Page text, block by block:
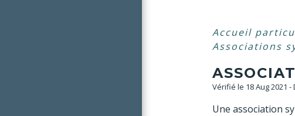
Accueil
Associations
Vérifié le 18 Aug 2021
Une association